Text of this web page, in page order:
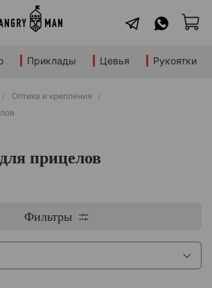
Приклады Цевья Рукоятки
Оптика и крепления
прицелов
Фильтры